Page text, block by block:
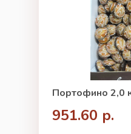
Портофино 2,0
951.60 р.